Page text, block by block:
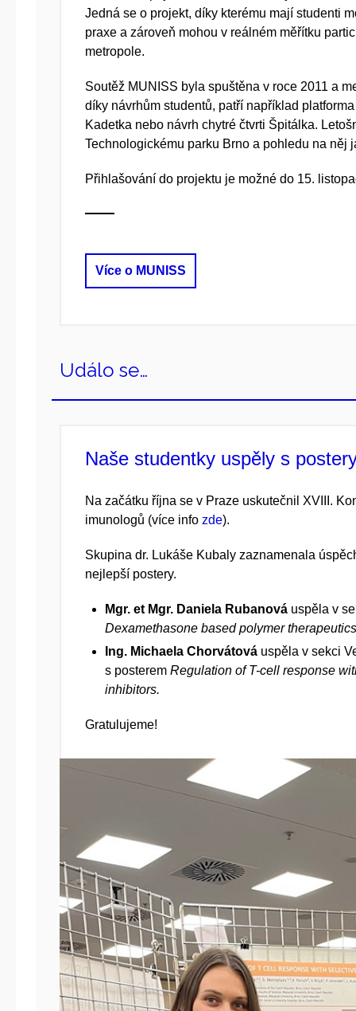
Jedná se o projekt, díky kterému mají studenti
praxe a zároveň mohou v reálném měřítku
metropole.
Soutěž MUNISS byla spuštěna v roce 2011 a
díky návrhům studentů, patří například
Kadetka nebo návrh chytré čtvrti Špitálka.
Technologickému parku Brno a pohledu na něj
Přihlašování do projektu je možné do 15.
Více o MUNISS
Událo se…
Naše studentky uspěly s
Na začátku října se v Praze uskutečnil XVIII.
imunologů (více info zde).
Skupina dr. Lukáše Kubaly zaznamenala
nejlepší postery.
Mgr. et Mgr. Daniela Rubanová uspěla v
Dexamethasone based polymer
Ing. Michaela Chorvátová uspěla v sekci
s posterem Regulation of T-cell response
inhibitors.
Gratulujeme!